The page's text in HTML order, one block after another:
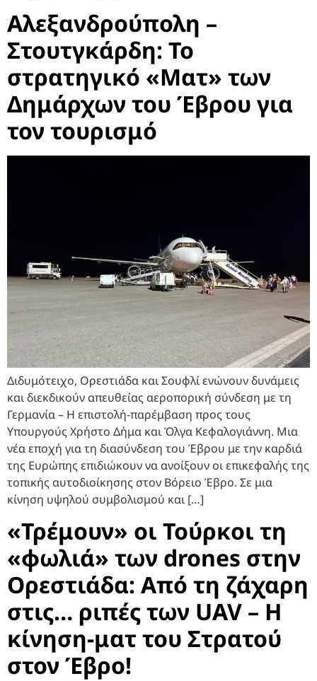
Αλεξανδρούπολη –
Στουτγκάρδη: Το
στρατηγικό «Mατ» των
Δημάρχων του Έβρου για
τον τουρισμό
Διδυμότειχο, Ορεστιάδα και Σουφλί ενώνουν δυνάμεις
και διεκδικούν απευθείας αεροπορική σύνδεση με τη
Γερμανία – Η επιστολή-παρέμβαση προς τους
Υπουργούς Χρήστο Δήμα και Όλγα Κεφαλογιάννη. Μια
νέα εποχή για τη διασύνδεση του Έβρου με την καρδιά
της Ευρώπης επιδιώκουν να ανοίξουν οι επικεφαλής της
τοπικής αυτοδιοίκησης στον Βόρειο Έβρο. Σε μια
κίνηση υψηλού συμβολισμού και […]
«Τρέμουν» οι Τούρκοι τη
«φωλιά» των drones στην
Ορεστιάδα: Από τη ζάχαρη
στις… ριπές των UAV – Η
κίνηση-ματ του Στρατού
στον Έβρο!